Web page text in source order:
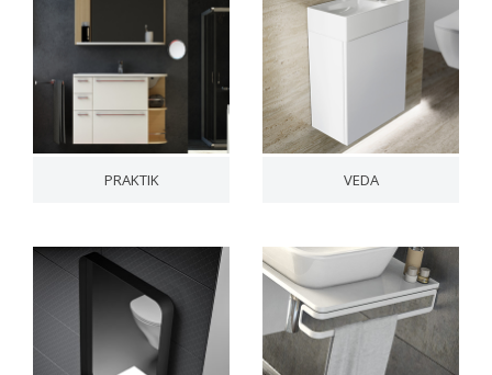
PRAKTIK VEDA